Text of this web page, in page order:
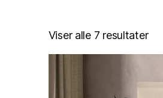
Viser alle 7 resultater